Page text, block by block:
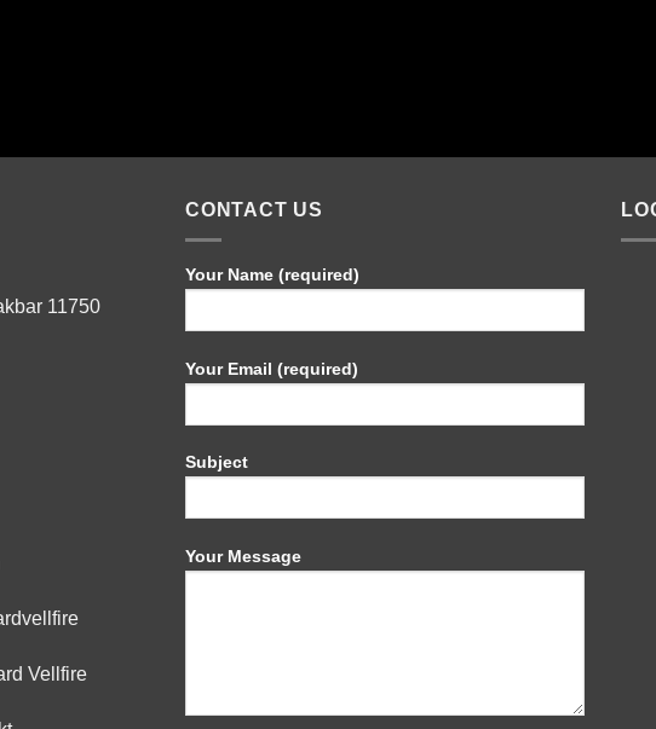
11750
Vellfire
CONTACT US
Your Name (required)
Your Email (required)
Subject
Your Message